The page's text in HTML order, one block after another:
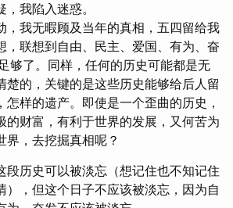
我陷入迷惑。
，我无暇顾及当年的真相，五四留给我
，联想到自由、民主、爱国、有为、奋
够了。同样，任何的历史可能都是无
楚的，关键的是这些历史能够给后人留
怎样的遗产。即使是一个歪曲的历史，
的财富，有利于世界的发展，又何苦为
界，去挖掘真相呢？
段历史可以被淡忘（想记住也不知记住
），但这个日子不应该被淡忘，因为自